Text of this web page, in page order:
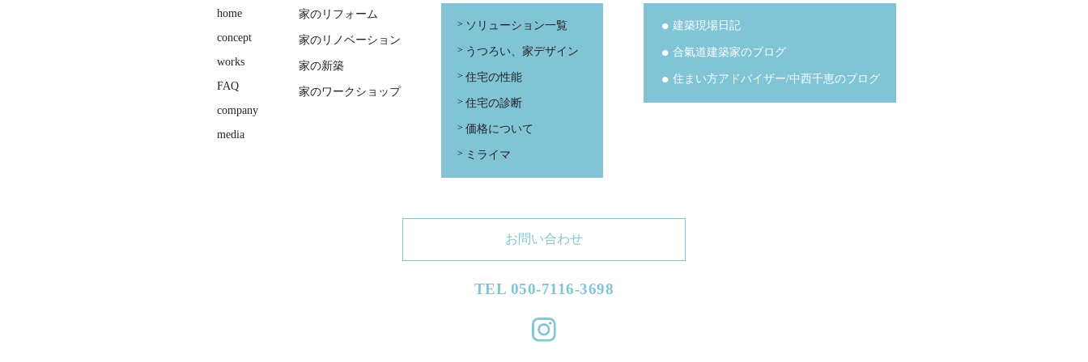
home
concept
works
FAQ
company
media
家のリフォーム
家のリノベーション
家の新築
家のワークショップ
ソリューション一覧
うつろい、家デザイン
住宅の性能
住宅の診断
価格について
ミライマ
建築現場日記
合氣道建築家のブログ
住まい方アドバイザー/中西千恵のブログ
お問い合わせ
TEL 050-7116-3698